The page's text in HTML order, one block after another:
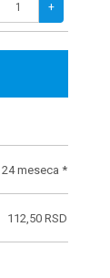
+
24 meseca *
112,50 RSD